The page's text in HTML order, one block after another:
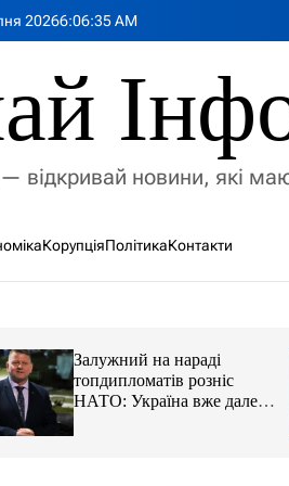
20266:06:36AM
відкривай новини, які
КорупціяПолітикаКонтакти
Залужний на нараді
топдипломатів розніс
НАТО: Україна вже далеко
попереду